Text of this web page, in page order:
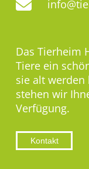
Das Tierheim
Tiere ein
sie alt werden
stehen wir
Verfügung.
Kontakt